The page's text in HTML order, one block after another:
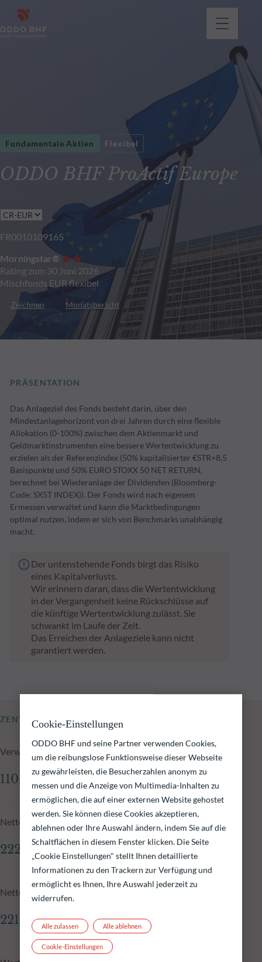
ODDO BHF ProActif Europe
Fundamentale Aktien Flexibel
FR0010109165
Morningstar®
Rating zum 30 Juni 2026
Mischfonds EUR flexibel
Zeichnen Monatsbericht
PRÄSENTATION
Das Anlageziel des Fonds besteht darin, über den
Mindestanlagehorizont von drei Jahren durch eine flexible
Allokation (0-100%) zwischen dem Aktienmarkt und
Geldmarktinstrumenten eine bessere Wertentwicklung zu
erzielen als der Referenzindex (50% kapitalisierter €STR+8,5
Basispunkte und 50% EURO STOXX 50 NET RETURN,
berechnet bei Wiederanlage der Dividenden (Bloomberg-
Code: SX5T INDEX)). Der Fonds wird nach eigenem
Ermessen verwaltet und kann die Marktbedingungen
optimal nutzen, indem er sich von Benchmarks unabhängig
macht.
Der untenstehende Fonds birgt das Risiko
eines Kapitalverlusts.
Wir erinnern daran, dass die Wertentwicklung
in der Vergangenheit keine Rückschlüsse auf
die künftige Wertentwicklung zulässt. Sie
schwankt im Laufe der Zeit.
Das Erreichen der Anlageziele kann nicht
garantiert werden.
ZENTRALE KENNZAHLEN
Verwaltetes Fondsvolumen zum 05.08.2026
110,89 Mio.€
Nettoinventarwert zum 05.08.2026
222,33 €
Nettoinventarwert N-1
221,89 €
Cookie-Einstellungen
ODDO BHF und seine Partner verwenden Cookies,
um die reibungslose Funktionsweise dieser Webseite
zu gewährleisten, die Besucherzahlen anonym zu
messen und die Anzeige von Multimedia-Inhalten zu
ermöglichen, die auf einer externen Website gehostet
werden. Sie können diese Cookies akzeptieren,
ablehnen oder Ihre Auswahl ändern, indem Sie auf die
Schaltflächen in diesem Fenster klicken. Die Seite
„Cookie Einstellungen" stellt Ihnen detaillierte
Informationen zu den Trackern zur Verfügung und
ermöglicht es Ihnen, Ihre Auswahl jederzeit zu
widerrufen.
Alle ablehnen
Alle zulassen
Cookie-Einstellungen